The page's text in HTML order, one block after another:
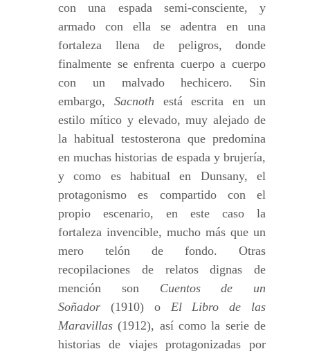
con una espada semi-consciente, y
armado con ella se adentra en una
fortaleza llena de peligros, donde
finalmente se enfrenta cuerpo a cuerpo
con un malvado hechicero. Sin
embargo, Sacnoth está escrita en un
estilo mítico y elevado, muy alejado de
la habitual testosterona que predomina
en muchas historias de espada y brujería,
y como es habitual en Dunsany, el
protagonismo es compartido con el
propio escenario, en este caso la
fortaleza invencible, mucho más que un
mero telón de fondo. Otras
recopilaciones de relatos dignas de
mención son Cuentos de un
Soñador (1910) oEl Libro de las
Maravillas (1912), así como la serie de
historias de viajes protagonizadas por